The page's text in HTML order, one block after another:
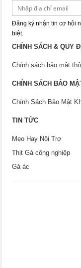
Đăng ký nhận tin cơ hội
biệt.
CHÍNH SÁCH & QUY
Chính sách bảo mật
CHÍNH SÁCH BẢO
Chính Sách Bảo Mật
TIN TỨC
Mẹo Hay Nội Trợ
Thịt Gà công nghiệp
Gà ác